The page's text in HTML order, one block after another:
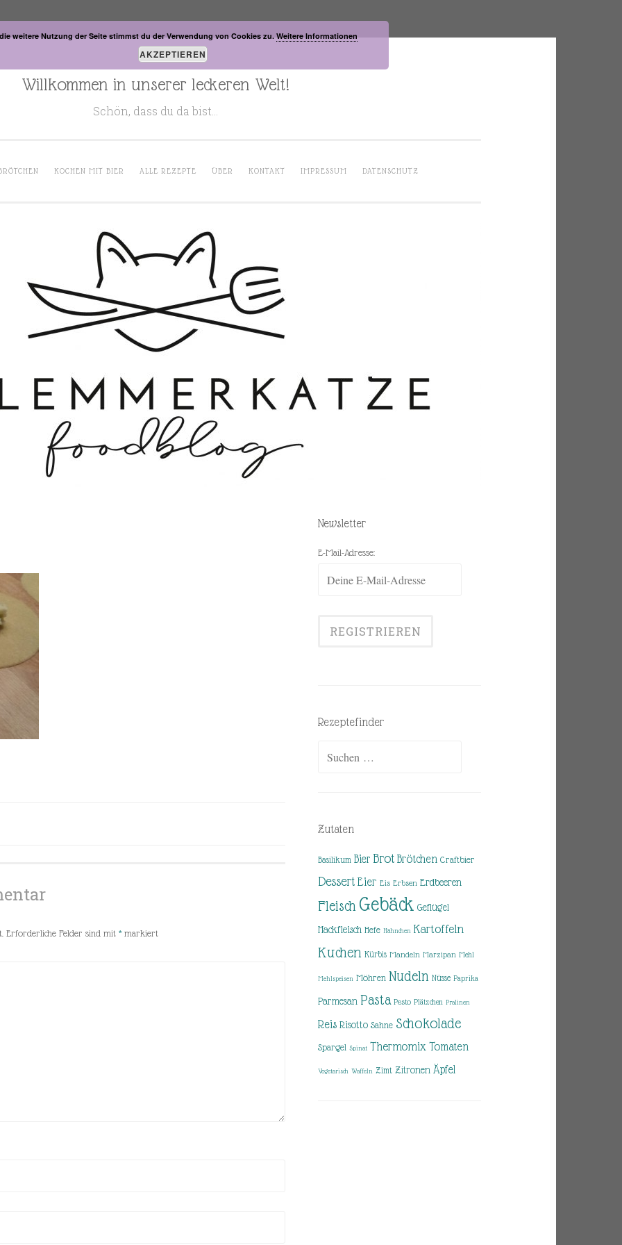
Willkommen in unserer leckeren Welt!
Schön, dass du da bist…
KOCHEN MIT BIER ALLE REZEPTE ÜBER KONTAKT IMPRESSUM DATENSCHUTZ
Erforderliche Felder sind mit *markiert
Newsletter
E-Mail-Adresse:
Rezeptefinder
Zutaten
Basilikum Bier Brot Brötchen Craftbier
Dessert Eier Eis Erbsen Erdbeeren
Fleisch Gebäck Geflügel
Hackfleisch Hefe Hähnchen Kartoffeln
Kuchen Kürbis Mandeln Marzipan Mehl
Mehlspeisen Möhren Nudeln Nüsse Paprika
Parmesan Pasta Pesto Plätzchen Pralinen
Reis Risotto Sahne Schokolade
Spargel Spinat Thermomix Tomaten
Vegetarisch Waffeln Zimt Zitronen Äpfel
weitere Nutzung der Seite stimmst du der Verwendung von Cookies zu. Weitere Informationen
AKZEPTIEREN